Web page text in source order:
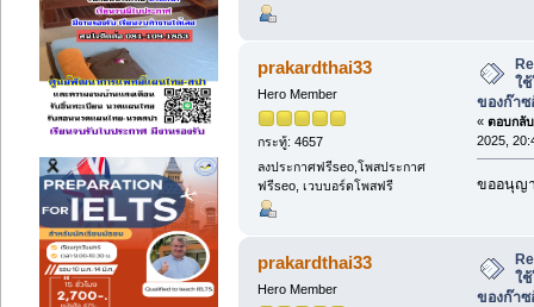
prakardthai33
Hero Member
กระทู้: 4657
ลงประกาศฟรีseo,โพสประกาศ
ฟรีseo, เวบบอร์ดโพสฟรี
ใ
ของก๊าซ
« ตอบกลั
2025,
ขออนุญ
prakardthai33
Hero Member
ใ
ของก๊าซ